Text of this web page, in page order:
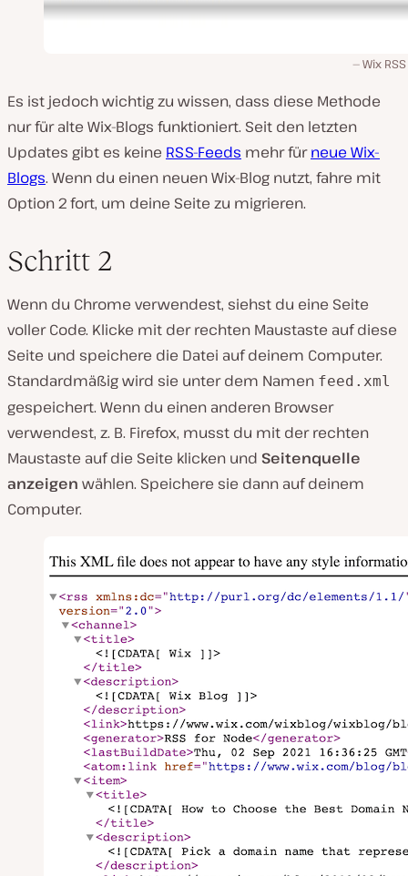
Wix
Es ist jedoch wichtig zu wissen, dass diese Methode
nur für alte Wix-Blogs funktioniert. Seit den letzten
Updates gibt es keine RSS-Feeds mehr fürneue Wix-
Blogs. Wenn du einen neuen Wix-Blog nutzt, fahre mit
Option 2 fort, um deine Seite zu migrieren.
Schritt 2
Wenn du Chrome verwendest, siehst du eine Seite
voller Code. Klicke mit der rechten Maustaste auf diese
Seite und speichere die Datei auf deinem Computer.
Standardmäßig wird sie unter dem Namen feed.xml
gespeichert. Wenn du einen anderen Browser
verwendest, z. B. Firefox, musst du mit der rechten
Maustaste auf die Seite klicken und Seitenquelle
anzeigen wählen. Speichere sie dann auf deinem
Computer.